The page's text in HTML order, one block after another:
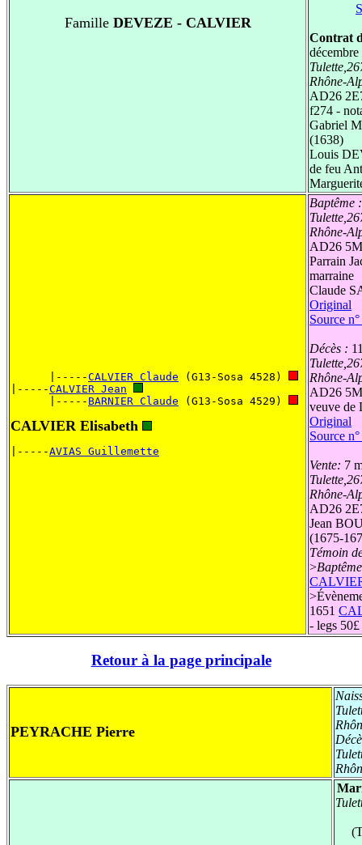
FamilleDEVEZE - CALVIER
Contrat
Rhône-
AD26
f274 -
Gabriel
(1638)
Louis
de feu
      |-----
CALVIER Claude (G13-Sosa 4528)
|-----CALVIER Jean
      |-----
BARNIER Claude (G13-Sosa 4529)
CALVIER Elisabeth
|-----AVIAS Guillemette
Baptême
Rhône-
AD26
Parrain
marraine
Claude
Original
Source
Décès :
Rhône-
AD26
veuve de
Original
Source
Vente: 7
Rhône-
AD26
Jean
(1675-
Témoin
>
>
1651
- legs
Retour à la page principale
PEYRACHE Pierre